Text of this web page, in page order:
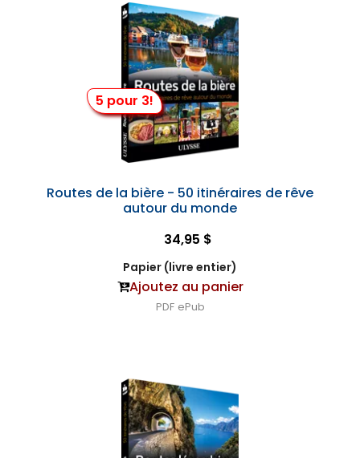
5 pour 3!
Routes de la bière - 50 itinéraires de rêve
autour du monde
34,95 $
Papier (livre entier)
Ajoutez au panier
PDF ePub